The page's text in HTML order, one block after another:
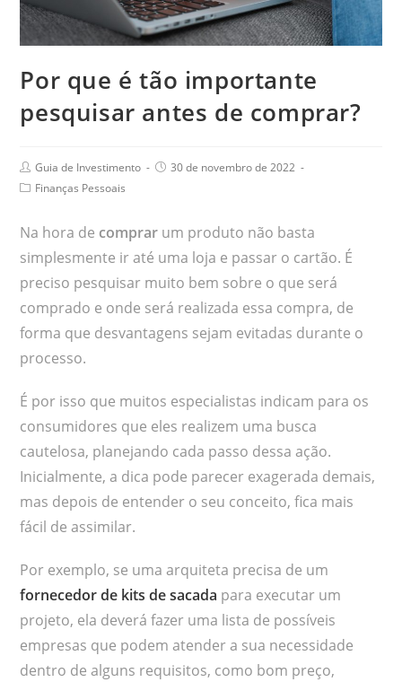
Por que é tão importante
pesquisar antes de comprar?
Guia de Investimento
30 de novembro de 2022
Finanças Pessoais
Na hora de comprar um produto não basta
simplesmente ir até uma loja e passar o cartão. É
preciso pesquisar muito bem sobre o que será
comprado e onde será realizada essa compra, de
forma que desvantagens sejam evitadas durante o
processo.
É por isso que muitos especialistas indicam para os
consumidores que eles realizem uma busca
cautelosa, planejando cada passo dessa ação.
Inicialmente, a dica pode parecer exagerada demais,
mas depois de entender o seu conceito, fica mais
fácil de assimilar.
Por exemplo, se uma arquiteta precisa de um
fornecedor de kits de sacada para executar um
projeto, ela deverá fazer uma lista de possíveis
empresas que podem atender a sua necessidade
dentro de alguns requisitos, como bom preço,